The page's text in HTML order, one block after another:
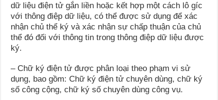
dữ liệu điện tử gắn liền hoặc kết hợp một cách lô gíc
với thông điệp dữ liệu, có thể được sử dụng để xác
nhận chủ thể ký và xác nhận sự chấp thuận của chủ
thể đó đối với thông tin trong thông điệp dữ liệu được
ký.
– Chữ ký điện tử được phân loại theo phạm vi sử
dụng, bao gồm: Chữ ký điện tử chuyên dùng, chữ ký
số công cộng, chữ ký số chuyên dùng công vụ.